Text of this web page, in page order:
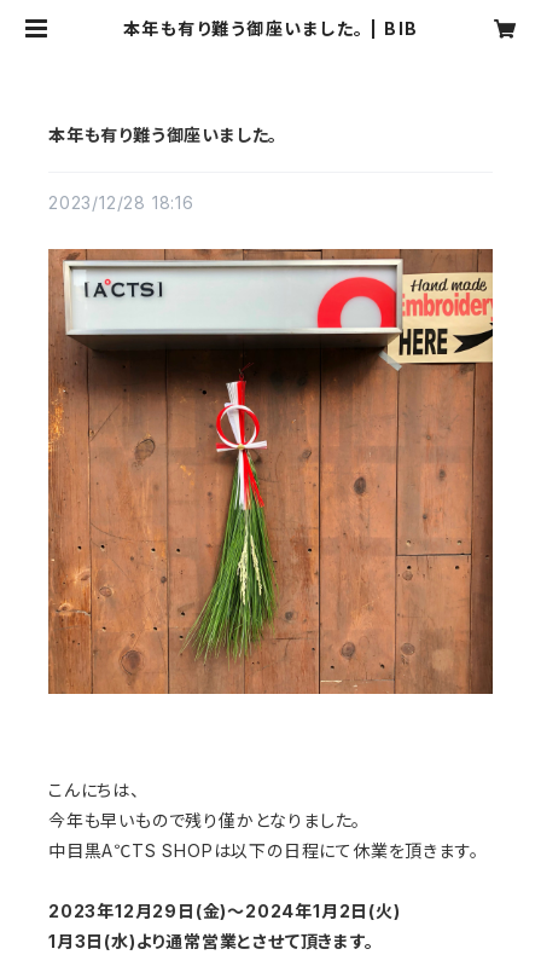
本年も有り難う御座いました。 | BIB
本年も有り難う御座いました。
2023/12/28 18:16
こんにちは、
今年も早いもので残り僅かとなりました。
中目黒A℃TS SHOPは以下の日程にて休業を頂きます。
2023年12月29日(金)〜2024年1月2日(火)
1月3日(水)より通常営業とさせて頂きます。